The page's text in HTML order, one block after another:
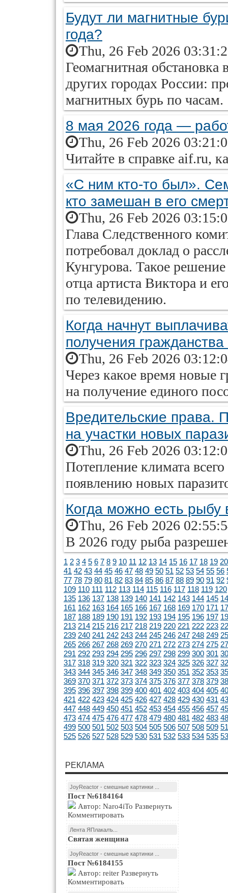
Будут ли магнитные
года?
Thu, 26 Feb 2026
Геомагнитная
других городах России:
магнитных бурь по часам.
8 мая 2026 года —
Thu, 26 Feb 2026
Читайте в справке aif.ru,
«С ним кто-то был».
кто замешан в его
Thu, 26 Feb 2026
Глава Следственного
потребовал доклад о
Кунгурова. Такое
отца артиста Виктора и
по телевидению.
Когда начнут
получения
Thu, 26 Feb 2026
Через какое время новые
на получение единого
Вредительские права.
на участки новых
Thu, 26 Feb 2026
Потепление климата
появлению новых
Когда можно есть рыбу
Thu, 26 Feb 2026
В 2026 году рыба
1 2 3 4 5 6 7 8 9 10 11 12 13 14 15 16 17 18 19 20
41 42 43 44 45 46 47 48 49 50 51 52 53 54 55 56
77 78 79 80 81 82 83 84 85 86 87 88 89 90 91 92
109 110 111 112 113 114 115 116 117 118 119 120
135 136 137 138 139 140 141 142 143 144 145
161 162 163 164 165 166 167 168 169 170 171
187 188 189 190 191 192 193 194 195 196 197
213 214 215 216 217 218 219 220 221 222 223
239 240 241 242 243 244 245 246 247 248 249
265 266 267 268 269 270 271 272 273 274 275
291 292 293 294 295 296 297 298 299 300 301
317 318 319 320 321 322 323 324 325 326 327
343 344 345 346 347 348 349 350 351 352 353
369 370 371 372 373 374 375 376 377 378 379
395 396 397 398 399 400 401 402 403 404 405
421 422 423 424 425 426 427 428 429 430 431
447 448 449 450 451 452 453 454 455 456 457
473 474 475 476 477 478 479 480 481 482 483
499 500 501 502 503 504 505 506 507 508 509
525 526 527 528 529 530 531 532 533 534 535
РЕКЛАМА
JoyReactor - смешные картинки ...
Пост №6184164
Комментировать
Лента ЯПлакалъ...
Святая женщина
JoyReactor - смешные картинки ...
Пост №6184155
Комментировать